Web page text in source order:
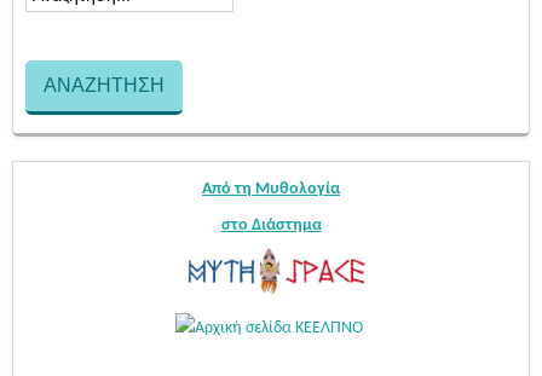
Από τη Μυθολογία
στο Διάστημα